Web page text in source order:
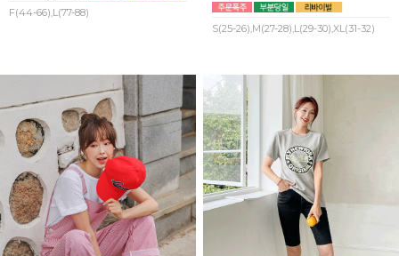
F(44-66),L(77-88)
S(25-26),M(27-28),L(29-30),XL(31-32)